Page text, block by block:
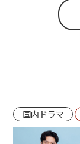
国内ドラマ